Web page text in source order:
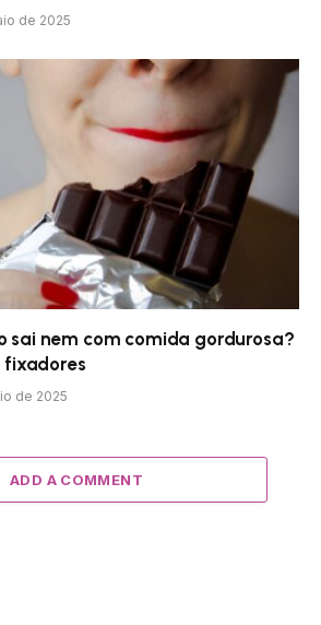
de 2025
sai nem com comida gordurosa?
fixadores
de 2025
ADD A COMMENT